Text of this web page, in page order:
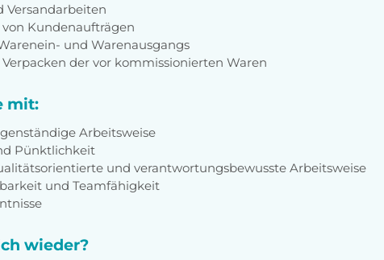
Versandarbeiten
Kundenaufträgen
und Warenausgangs
der vor kommissionierten Waren
mit:
Arbeitsweise
Pünktlichkeit
und verantwortungsbewusste Arbeitsweise
und Teamfähigkeit
wieder?